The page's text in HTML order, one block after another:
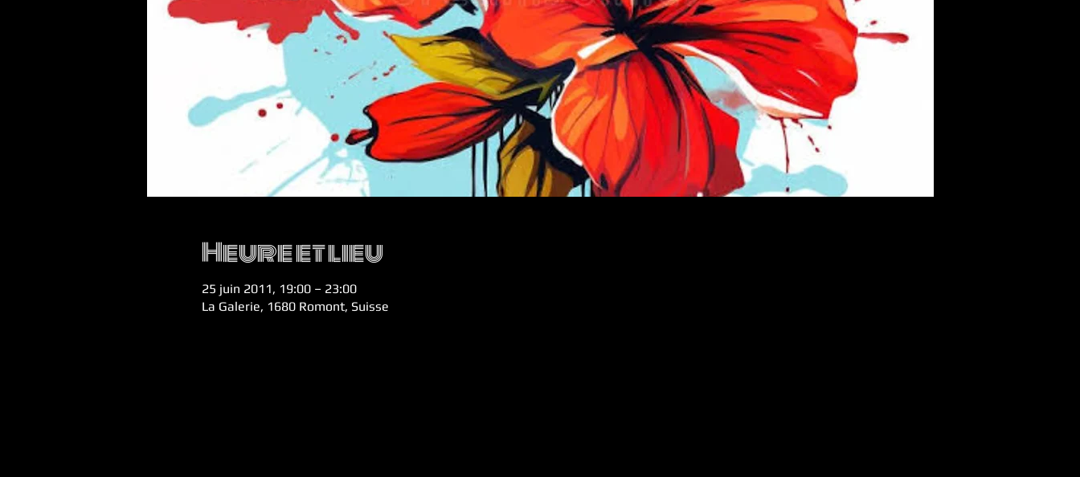
Heure et lieu
25 juin 2011, 19:00 – 23:00
La Galerie, 1680 Romont, Suisse